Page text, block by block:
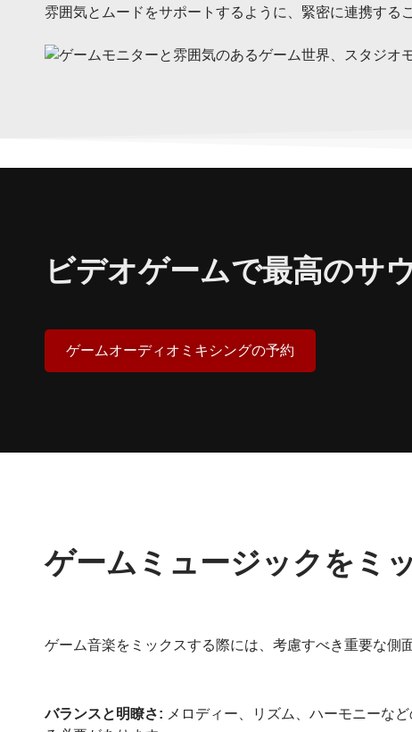
雰囲気とムードをサポートするように、緊密に連携する
ビデオゲームで最高のサ
ゲームオーディオミキシングの予約
ゲームミュージックをミ
ゲーム音楽をミックスする際には、考慮すべき重要な側
バランスと明瞭さ: メロディー、リズム、ハーモニーな